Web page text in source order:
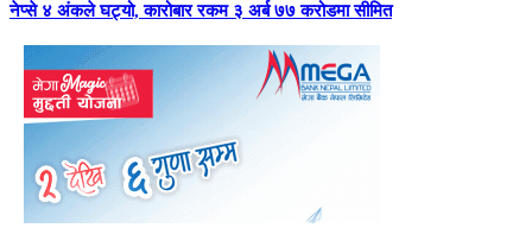
नेप्से ४ अंकले घट्यो, कारोबार रकम ३ अर्ब ७७ करोडमा सीमित